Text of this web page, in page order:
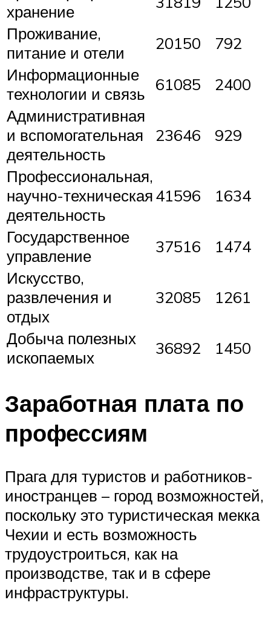
хранение
Проживание,
питание и отели
20150
792
Информационные
технологии и связь 61085
2400
Административная
и вспомогательная
деятельность
23646 929
Профессиональная,
научно-техническая
деятельность
41596 1634
Государственное
управление
37516
1474
Искусство,
развлечения и
отдых
32085 1261
Добыча полезных
ископаемых
36892 1450
Заработная плата по
профессиям
Прага для туристов и работников-
иностранцев – город возможностей,
поскольку это туристическая мекка
Чехии и есть возможность
трудоустроиться, как на
производстве, так и в сфере
инфраструктуры.